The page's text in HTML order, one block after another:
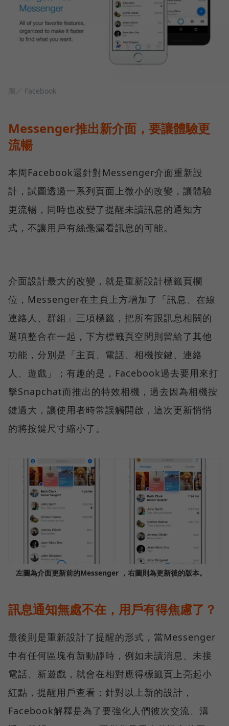
圖／ Facebook
Messenger推出新介面，要讓體驗更
流暢
本周Facebook還針對Messenger介面重新設
計，試圖透過一系列頁面上微小的改變，讓體驗
更流暢，同時也改變了提醒未讀訊息的通知方
式，不讓用戶有絲毫漏看訊息的可能。
介面設計最大的改變，就是重新設計標籤頁欄
位，Messenger在主頁上方增加了「訊息、在線
連絡人、群組」三項標籤，把所有跟訊息相關的
選項整合在一起，下方標籤頁空間則留給了其他
功能，分別是「主頁、電話、相機按鍵、連絡
人、遊戲」；有趣的是，Facebook過去要用來打
擊Snapchat而推出的特效相機，過去因為相機按
鍵過大，讓使用者時常誤觸開啟，這次更新悄悄
的將按鍵尺寸縮小了。
左圖為介面更新前的Messenger ，右圖則為更新後的版本。
訊息通知無處不在，用戶有得焦慮了？
最後則是重新設計了提醒的形式，當Messenger
中有任何區塊有新動靜時，例如未讀消息、未接
電話、新遊戲，就會在相對應得標籤頁上亮起小
紅點，提醒用戶查看；針對以上新的設計，
Facebook解釋是為了要強化人們彼次交流、溝